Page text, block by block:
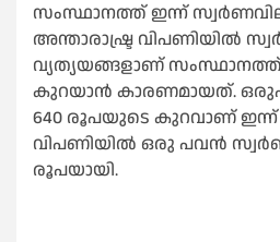
സംസ്ഥാനത്ത് ഇന്ന്
അന്താരാഷ്ട്ര വിപണിയിൽ
വ്യത്യയങ്ങളാണ്
കുറയാൻ കാരണമായത്.
640 രൂപയുടെ കുറവാണ് ഇന്ന്
വിപണിയിൽ ഒരു പവൻ
രൂപയായി.